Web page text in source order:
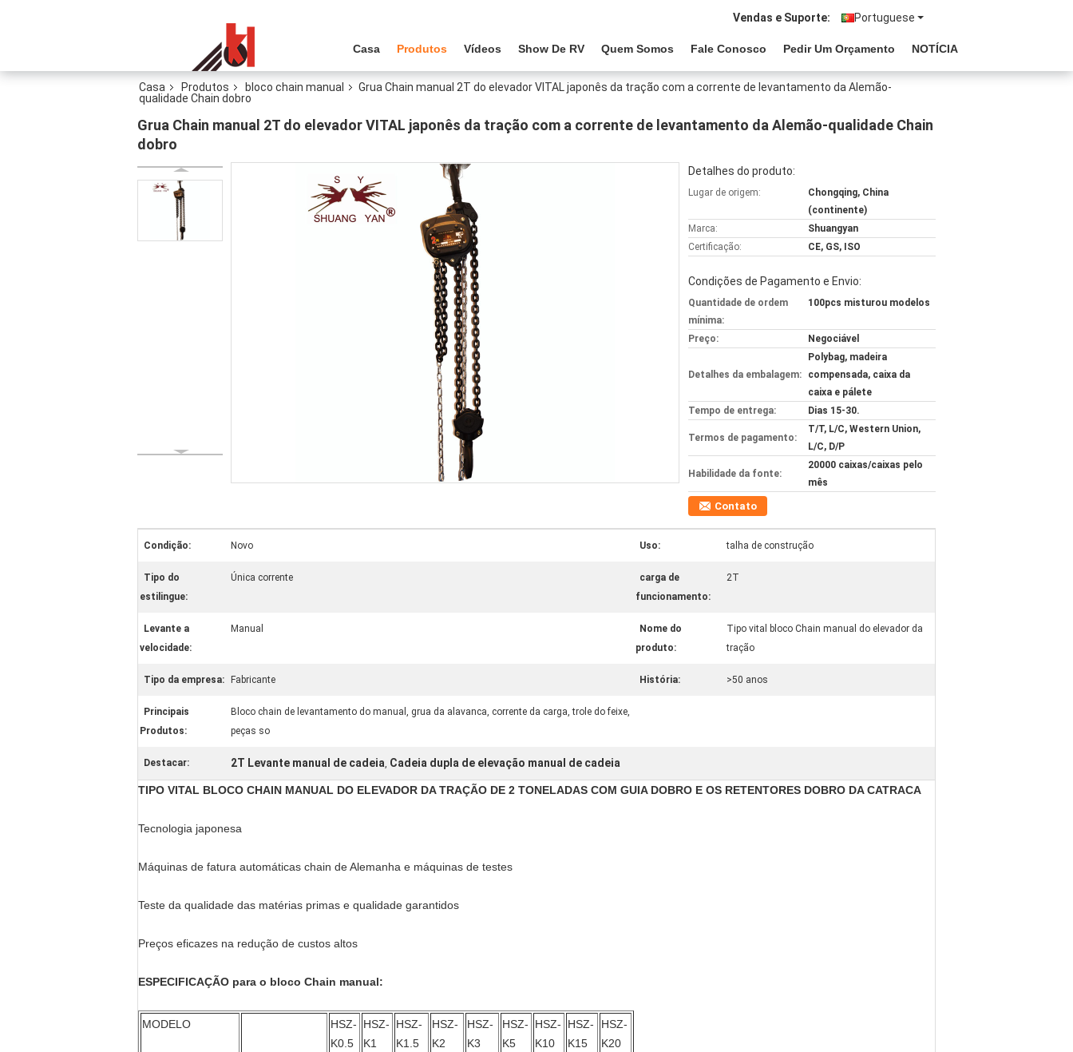
Portuguese
Vendas e Suporte:
Casa Produtos Vídeos Show De RV Quem Somos Fale Conosco Pedir Um Orçamento NOTÍCIA
Casa Produtos bloco chain manual
Grua Chain manual 2T do elevador VITAL japonês da tração com a corrente de levantamento da Alemão-
qualidade Chain dobro
Grua Chain manual 2T do elevador VITAL japonês da tração com a corrente de levantamento da Alemão-qualidade Chain
dobro
Detalhes do produto:
Lugar de origem:
Chongqing, China
(continente)
Marca:
Shuangyan
Certificação:
CE, GS, ISO
Condições de Pagamento e Envio:
Quantidade de ordem
mínima:
100pcs misturou modelos
Preço: Negociável
Detalhes da embalagem:
Polybag, madeira
compensada, caixa da
caixa e pálete
Tempo de entrega:
Dias 15-30.
Termos de pagamento:
T/T, L/C, Western Union,
L/C, D/P
Habilidade da fonte:
20000 caixas/caixas pelo
mês
Contato
Condição: Novo Uso: talha de construção
Tipo do
estilingue:
Única corrente
carga de
funcionamento:
2T
Levante a
velocidade:
Manual
Nome do
produto:
Tipo vital bloco Chain manual do elevador da
tração
Tipo da empresa: Fabricante História: >50 anos
Principais
Produtos:
Bloco chain de levantamento do manual, grua da alavanca, corrente da carga, trole do feixe,
peças so
Destacar: 2T Levante manual de cadeia, Cadeia dupla de elevação manual de cadeia
TIPO VITAL BLOCO CHAIN MANUAL DO ELEVADOR DA TRAÇÃO DE 2 TONELADAS COM GUIA DOBRO E OS RETENTORES DOBRO DA CATRACA
Tecnologia japonesa
Máquinas de fatura automáticas chain de Alemanha e máquinas de testes
Teste da qualidade das matérias primas e qualidade garantidos
Preços eficazes na redução de custos altos
ESPECIFICAÇÃO para o bloco Chain manual:
MODELO
HSZ-
K0.5
HSZ-
K1
HSZ-
K1.5
HSZ-
K2
HSZ-
K3
HSZ-
K5
HSZ-
K10
HSZ-
K15
HSZ-
K20